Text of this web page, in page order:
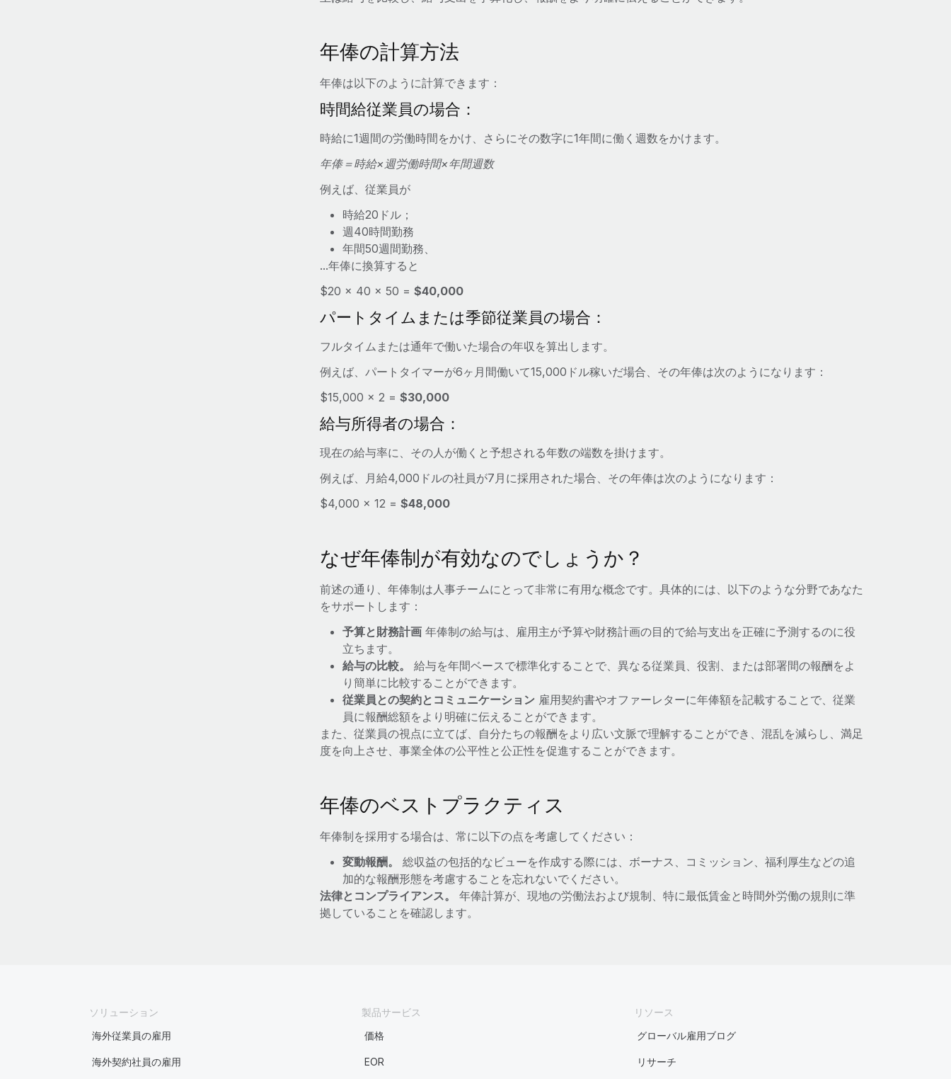
年俸の計算方法
年俸は以下のように計算できます：
時間給従業員の場合：
時給に1週間の労働時間をかけ、さらにその数字に1年間に働く週数をかけます。
年俸＝時給×週労働時間×年間週数
例えば、従業員が
時給20ドル；
週40時間勤務
年間50週間勤務、
...年俸に換算すると
$20 × 40 × 50 = $40,000
パートタイムまたは季節従業員の場合：
フルタイムまたは通年で働いた場合の年収を算出します。
例えば、パートタイマーが6ヶ月間働いて15,000ドル稼いだ場合、その年俸は次のようになります：
$15,000 × 2 = $30,000
給与所得者の場合：
現在の給与率に、その人が働くと予想される年数の端数を掛けます。
例えば、月給4,000ドルの社員が7月に採用された場合、その年俸は次のようになります：
$4,000 × 12 = $48,000
なぜ年俸制が有効なのでしょうか？
前述の通り、年俸制は人事チームにとって非常に有用な概念です。具体的には、以下のような分野であなた
をサポートします：
予算と財務計画年俸制の給与は、雇用主が予算や財務計画の目的で給与支出を正確に予測するのに役
立ちます。
給与の比較。
給与を年間ベースで標準化することで、異なる従業員、役割、または部署間の報酬をよ
り簡単に比較することができます。
従業員との契約とコミュニケーション雇用契約書やオファーレターに年俸額を記載することで、従業
員に報酬総額をより明確に伝えることができます。
また、従業員の視点に立てば、自分たちの報酬をより広い文脈で理解することができ、混乱を減らし、満足
度を向上させ、事業全体の公平性と公正性を促進することができます。
年俸のベストプラクティス
年俸制を採用する場合は、常に以下の点を考慮してください：
変動報酬。
総収益の包括的なビューを作成する際には、ボーナス、コミッション、福利厚生などの追
加的な報酬形態を考慮することを忘れないでください。
法律とコンプライアンス。
年俸計算が、現地の労働法および規制、特に最低賃金と時間外労働の規則に準
拠していることを確認します。
ソリューション
海外従業員の雇用
海外契約社員の雇用
製品サービス
価格
EOR
リソース
グローバル雇用ブログ
リサーチ